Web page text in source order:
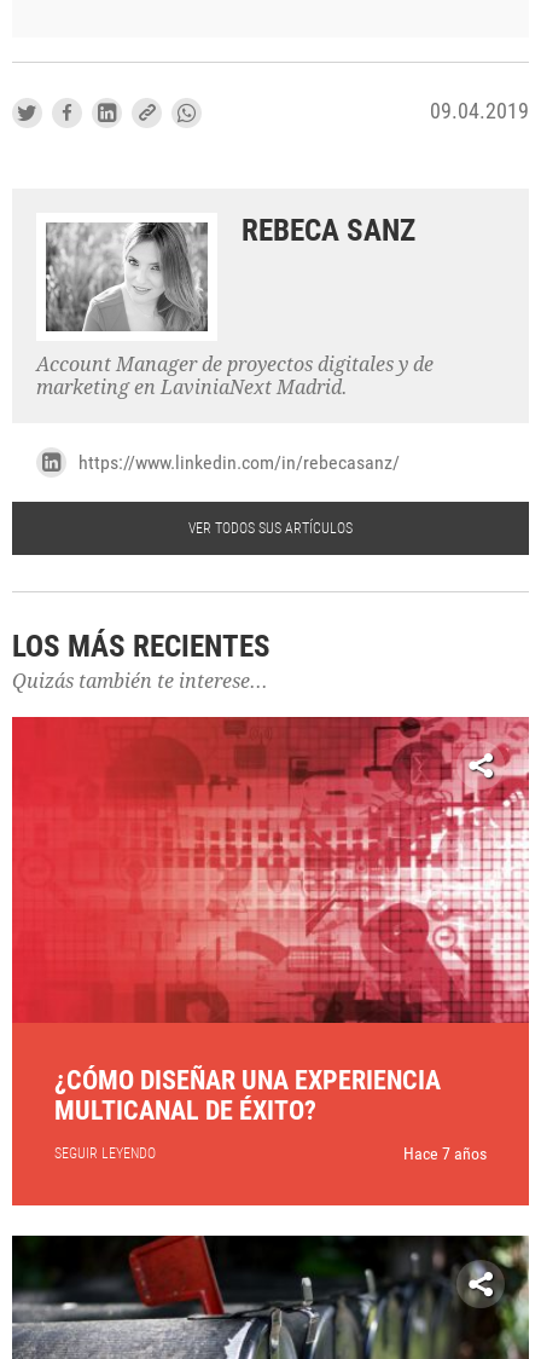
09.04.2019
REBECA SANZ
Account Manager de proyectos digitales y de
marketing en LaviniaNext Madrid.
https://www.linkedin.com/in/rebecasanz/
VER TODOS SUS ARTÍCULOS
LOS MÁS RECIENTES
Quizás también te interese...
¿CÓMO DISEÑAR UNA EXPERIENCIA
MULTICANAL DE ÉXITO?
SEGUIR LEYENDO Hace 7 años